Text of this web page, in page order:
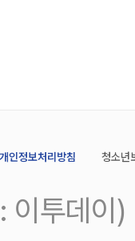
개인정보처리방침 청소년
이투데